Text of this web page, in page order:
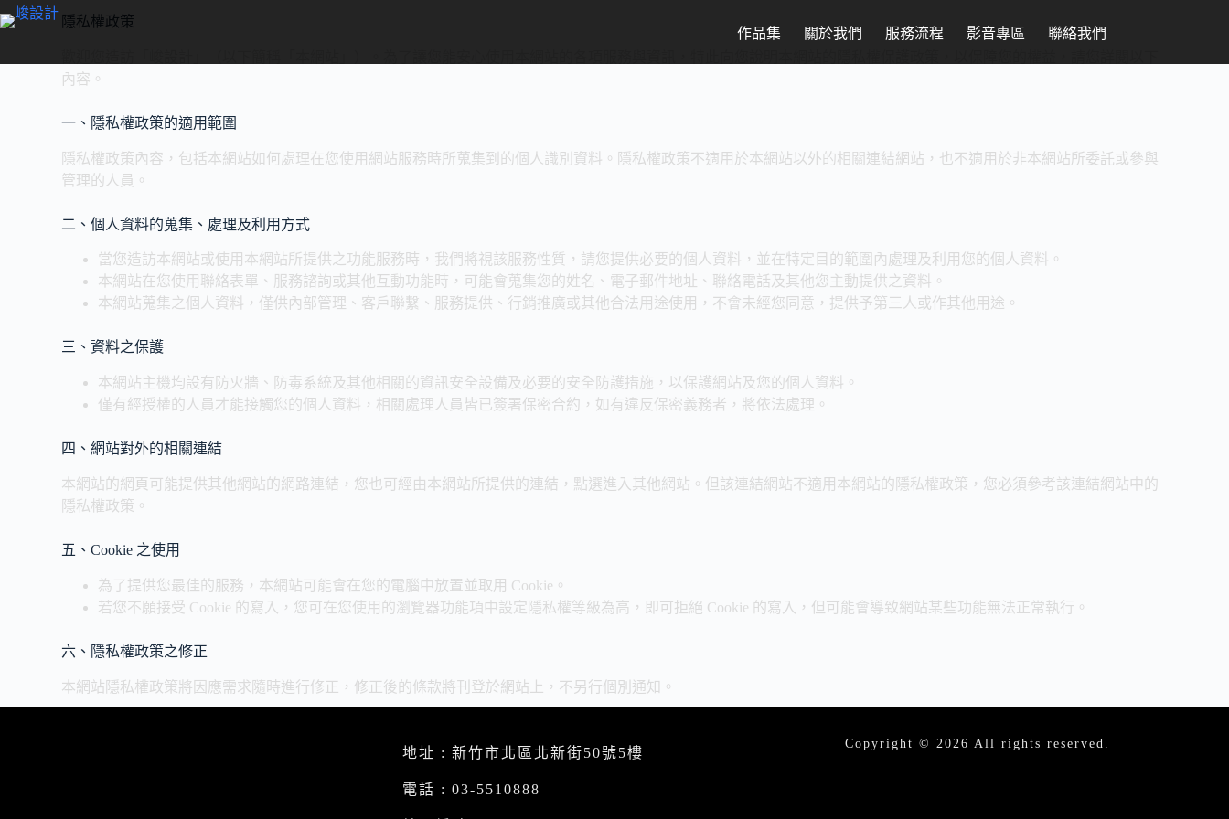
作品集 關於我們 服務流程 影音專區 聯絡我們
隱私權政策
內容。
一、隱私權政策的適用範圍
隱私權政策內容，包括本網站如何處理在您使用網站服務時所蒐集到的個人識別資料。隱私權政策不適用於本網站以外的相關連結網站，也不適用於非本網站所委託或參與
管理的人員。
二、個人資料的蒐集、處理及利用方式
當您造訪本網站或使用本網站所提供之功能服務時，我們將視該服務性質，請您提供必要的個人資料，並在特定目的範圍內處理及利用您的個人資料。
本網站在您使用聯絡表單、服務諮詢或其他互動功能時，可能會蒐集您的姓名、電子郵件地址、聯絡電話及其他您主動提供之資料。
本網站蒐集之個人資料，僅供內部管理、客戶聯繫、服務提供、行銷推廣或其他合法用途使用，不會未經您同意，提供予第三人或作其他用途。
三、資料之保護
本網站主機均設有防火牆、防毒系統及其他相關的資訊安全設備及必要的安全防護措施，以保護網站及您的個人資料。
僅有經授權的人員才能接觸您的個人資料，相關處理人員皆已簽署保密合約，如有違反保密義務者，將依法處理。
四、網站對外的相關連結
本網站的網頁可能提供其他網站的網路連結，您也可經由本網站所提供的連結，點選進入其他網站。但該連結網站不適用本網站的隱私權政策，您必須參考該連結網站中的
隱私權政策。
五、Cookie 之使用
為了提供您最佳的服務，本網站可能會在您的電腦中放置並取用 Cookie。
若您不願接受 Cookie 的寫入，您可在您使用的瀏覽器功能項中設定隱私權等級為高，即可拒絕 Cookie 的寫入，但可能會導致網站某些功能無法正常執行。
六、隱私權政策之修正
本網站隱私權政策將因應需求隨時進行修正，修正後的條款將刊登於網站上，不另行個別通知。
地址 : 新竹市北區北新街50號5樓
電話 : 03-5510888
Copyright © 2026 All rights reserved.